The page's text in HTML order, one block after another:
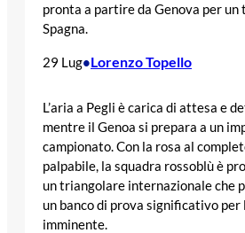
pronta a partire da Genova per un
Spagna.
29 Lug•Lorenzo Topello
L’aria a Pegli è carica di attesa e
mentre il Genoa si prepara a un
campionato. Con la rosa al
palpabile, la squadra rossoblù è
un triangolare internazionale che
un banco di prova significativo per
imminente.